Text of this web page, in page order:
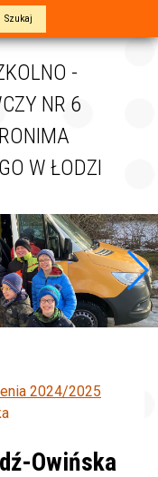
-
NR 6
W ŁODZI
2024/2025
Owińska